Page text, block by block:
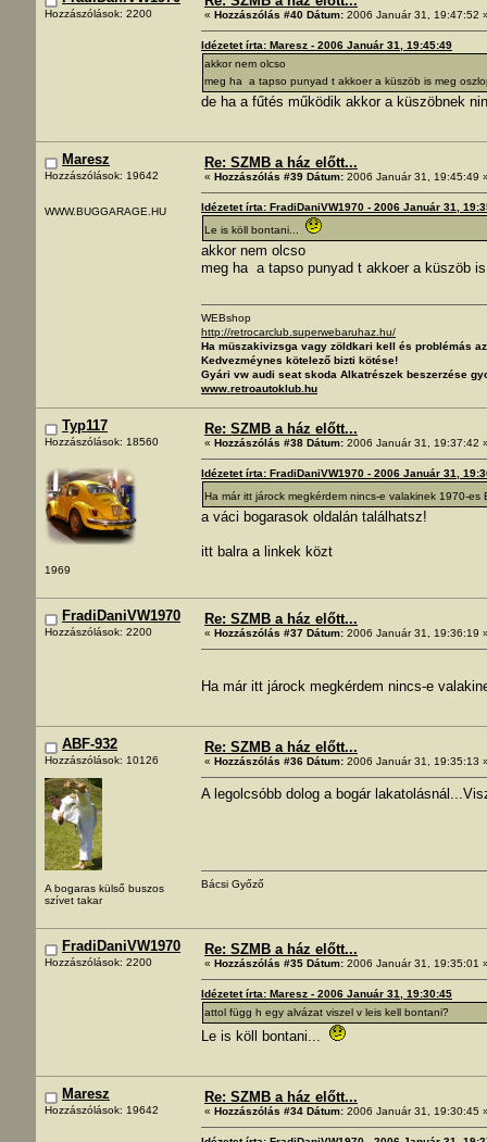
Hozzászólások: 2200 « Hozzászólás #40 Dátum: 2006 Január 31, 19:47:52
Idézetet írta: Maresz - 2006 Január 31, 19:45:49
akkor nem olcso
meg ha a tapso punyad t akkoer a küszöb is meg
de ha a fűtés működik akkor a küszöbnek
Maresz
Hozzászólások: 19642
WWW.BUGGARAGE.HU
Re: SZMB a ház előtt...
« Hozzászólás #39 Dátum: 2006 Január 31, 19:45:49
Idézetet írta: FradiDaniVW1970 - 2006 Január 31,
Le is köll bontani...
akkor nem olcso
meg ha a tapso punyad t akkoer a küszöb
WEBshop
http://retrocarclub.superwebaruhaz.hu/
Ha müszakivizsga vagy zöldkari kell és problémás
Kedvezméynes kötelező bizti kötése!
Gyári vw audi seat skoda Alkatrészek beszerzése
www.retroautoklub.hu
Typ117
Hozzászólások: 18560
1969
Re: SZMB a ház előtt...
« Hozzászólás #38 Dátum: 2006 Január 31, 19:37:42
Idézetet írta: FradiDaniVW1970 - 2006 Január 31,
Ha már itt járock megkérdem nincs-e valakinek 1970-
a váci bogarasok oldalán találhatsz!
itt balra a linkek közt
FradiDaniVW1970
Hozzászólások: 2200
Re: SZMB a ház előtt...
« Hozzászólás #37 Dátum: 2006 Január 31, 19:36:19
Ha már itt járock megkérdem nincs-e
ABF-932
Hozzászólások: 10126
A bogaras külső buszos
szívet takar
Re: SZMB a ház előtt...
« Hozzászólás #36 Dátum: 2006 Január 31, 19:35:13
A legolcsóbb dolog a bogár
Bácsi Győző
FradiDaniVW1970
Hozzászólások: 2200
Re: SZMB a ház előtt...
« Hozzászólás #35 Dátum: 2006 Január 31, 19:35:01
Idézetet írta: Maresz - 2006 Január 31, 19:30:45
attol függ h egy alvázat viszel v leis kell bontani?
Le is köll bontani...
Maresz
Hozzászólások: 19642
Re: SZMB a ház előtt...
« Hozzászólás #34 Dátum: 2006 Január 31, 19:30:45